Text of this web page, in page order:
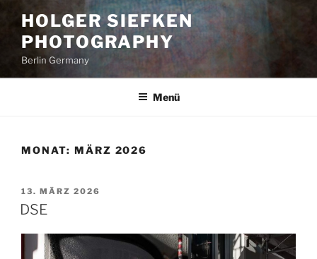
Inhalt
springen
HOLGER SIEFKEN
PHOTOGRAPHY
Berlin Germany
Menü
MONAT: MÄRZ 2026
VERÖFFENTLICHT
AM
13. MÄRZ 2026
DSE